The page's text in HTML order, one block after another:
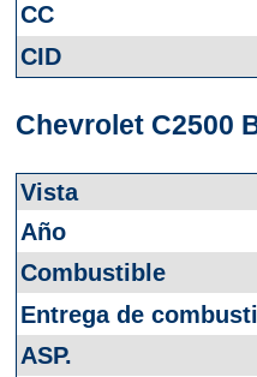
Chevrolet C2500